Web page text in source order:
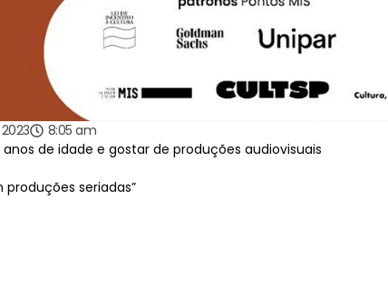
8:05 am
de idade e gostar de produções audiovisuais
seriadas”